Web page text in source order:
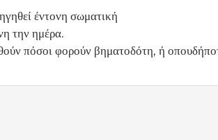
έντονη σωματική
την ημέρα.
πόσοι φορούν βηματοδότη, ή